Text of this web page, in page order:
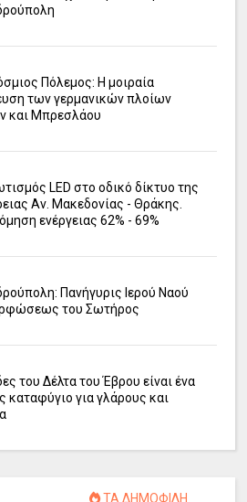
Πόλεμος: Η μοιραία
των γερμανικών πλοίων
και Μπρεσλάου
LED στο οδικό δίκτυο της
Αν. Μακεδονίας - Θράκης.
ενέργειας 62% - 69%
Πανήγυρις Ιερού Ναού
του Σωτήρος
του Δέλτα του Έβρου είναι ένα
καταφύγιο για γλάρους και
ΤΑ ΔΗΜΟΦΙΛΗ